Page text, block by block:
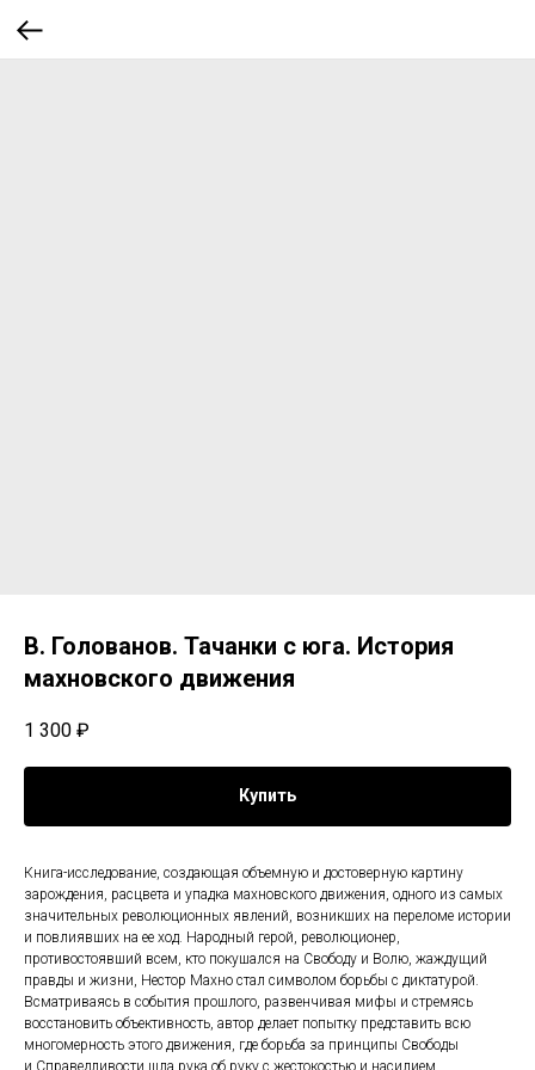
В. Голованов. Тачанки с юга. История
махновского движения
1 300 ₽
Купить
Книга-исследование, создающая объемную и достоверную картину
зарождения, расцвета и упадка махновского движения, одного из самых
значительных революционных явлений, возникших на переломе истории
и повлиявших на ее ход. Народный герой, революционер,
противостоявший всем, кто покушался на Свободу и Волю, жаждущий
правды и жизни, Нестор Махно стал символом борьбы с диктатурой.
Всматриваясь в события прошлого, развенчивая мифы и стремясь
восстановить объективность, автор делает попытку представить всю
многомерность этого движения, где борьба за принципы Свободы
и Справедливости шла рука об руку с жестокостью и насилием.